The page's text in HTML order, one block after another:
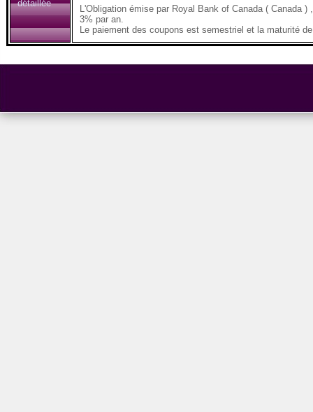
détaillée
L'Obligation émise par Royal Bank of Canada ( Canada
3% par an.
Le paiement des coupons est semestriel et la maturité